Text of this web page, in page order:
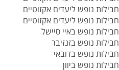
חבילות נופש ליעדים אקזוטיים
חבילות נופש ליעדים אקזוטיים
חבילות נופש באיי סיישל
חבילות נופש בזנזיבר
חבילות נופש בדובאי
חבילות נופש ביוון